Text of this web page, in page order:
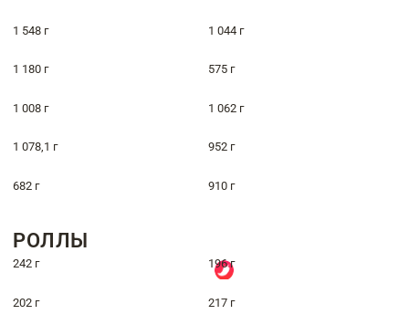
1 548 г 1 044 г
1 180 г 575 г
1 008 г 1 062 г
1 078,1 г 952 г
682 г 910 г
РОЛЛЫ
242 г 196 г
202 г 217 г